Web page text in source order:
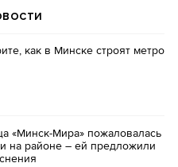
как в Минске строят метро
«Минск-Мира» пожаловалась
на районе – ей предложили